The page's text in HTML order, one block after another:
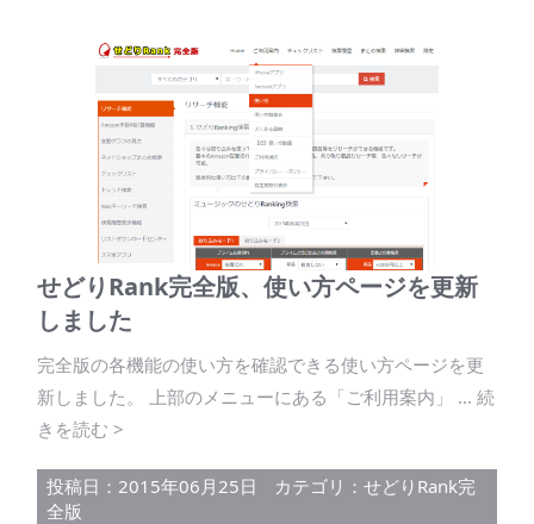
せどりRank完全版、使い方ページを更新
しました
完全版の各機能の使い方を確認できる使い方ページを更
新しました。 上部のメニューにある「ご利用案内」 ... 続
きを読む >
投稿日：2015年06月25日 カテゴリ： せどりRank完
全版